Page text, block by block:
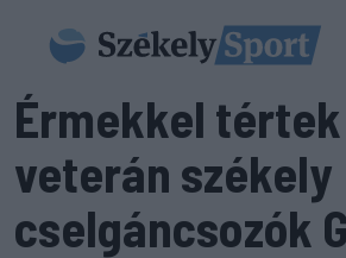
Érmekkel tértek
veterán székely
cselgáncsozók